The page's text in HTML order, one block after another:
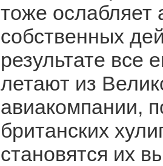
тоже ослабляет
собственных
результате все
летают из
авиакомпании,
британских
становятся их